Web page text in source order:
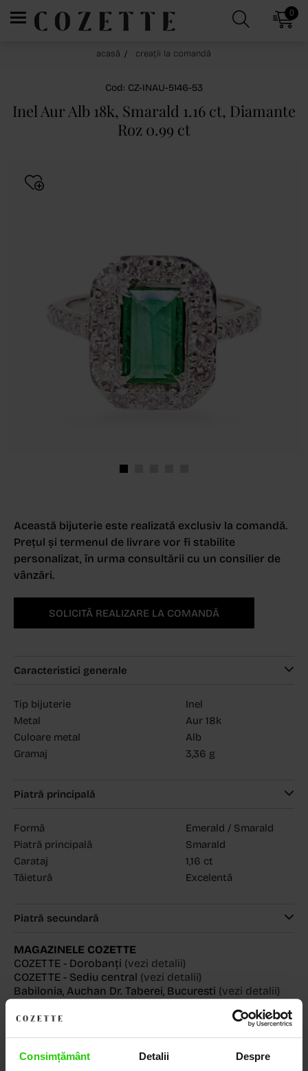
Consimțământ Detalii Despre
0
acasă creații la comandă
Cod: CZ-INAU-5146-53
Inel Aur Alb 18k, Smarald 1.16 ct, Diamante
Roz 0.99 ct
Această bijuterie este realizată exclusiv la comandă.
Prețul și termenul de livrare vor fi stabilite
personalizat, în urma consultării cu un consilier de
vânzări.
SOLICITĂ REALIZARE LA COMANDĂ
Caracteristici generale
Tip bijuterie
Inel
Metal
Aur 18k
Culoare metal
Alb
Gramaj
3,36 g
Piatră principală
Formă
Emerald / Smarald
Piatră principală
Smarald
Carataj
1,16 ct
Tăietură
Excelentă
Piatră secundară
MAGAZINELE COZETTE
COZETTE - Dorobanți (vezi detalii)
COZETTE - Sediu central (vezi detalii)
Babilonia, Auchan Dr. Taberei, Bucuresti (vezi detalii)
Descoperă Lumea COZETTE,